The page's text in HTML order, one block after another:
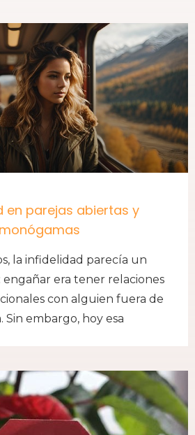
en parejas abiertas y
monógamas
la infidelidad parecía un
era tener relaciones
con alguien fuera de
Sin embargo, hoy esa